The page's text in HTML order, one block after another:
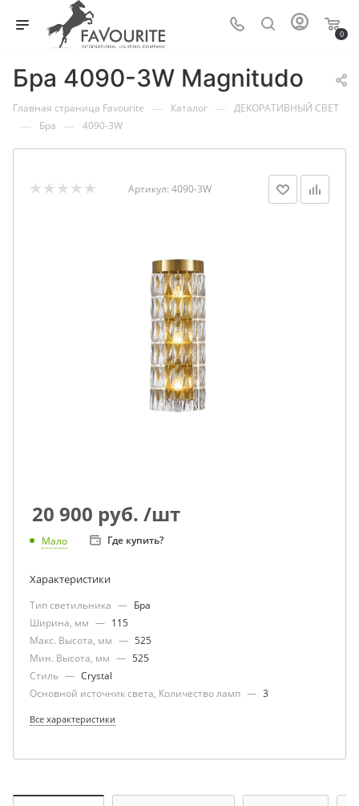
0
Бра 4090-3W Magnitudo
Главная страница Favourite — Каталог — ДЕКОРАТИВНЫЙ СВЕТ
— Бра — 4090-3W
Артикул: 4090-3W
20 900 руб. /шт
Мало Где купить?
Характеристики
Тип светильника — Бра
Ширина, мм — 115
Макс. Высота, мм — 525
Мин. Высота, мм — 525
Стиль — Crystal
Основной источник света, Количество ламп — 3
Все характеристики